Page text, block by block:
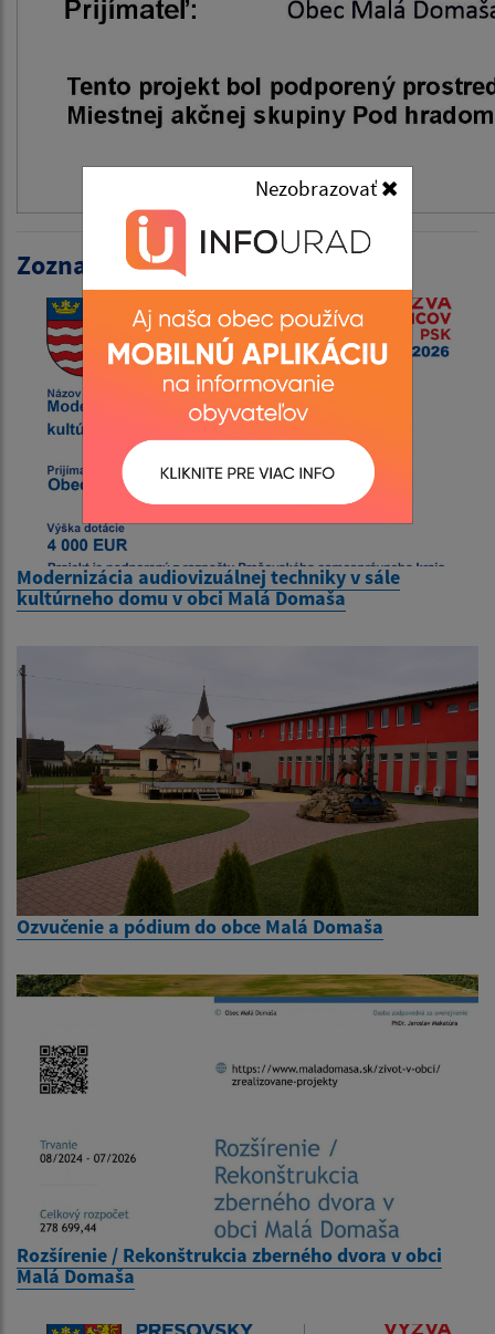
Nezobrazovať
Zoznam článkov:
Modernizácia audiovizuálnej techniky v sále
kultúrneho domu v obci Malá Domaša
Ozvučenie a pódium do obce Malá Domaša
Rozšírenie / Rekonštrukcia zberného dvora v obci
Malá Domaša